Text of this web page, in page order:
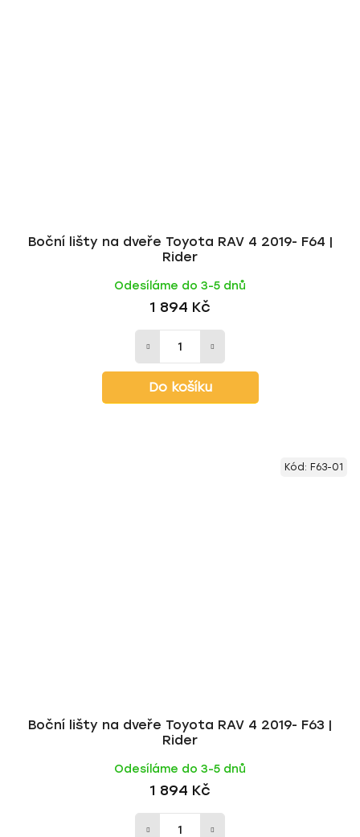
Boční lišty na dveře Toyota RAV 4 2019- F64 |
Rider
Odesíláme do 3-5 dnů
1 894 Kč
Do košíku
Boční lišty na dveře Toyota RAV 4 2019- F63 |
Rider
Odesíláme do 3-5 dnů
1 894 Kč
Kód: F63-01